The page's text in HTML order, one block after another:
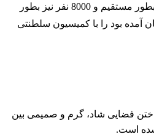
یکسال پیش حدود 17000 نفر بطور مستقیم و 8000 نفر نیز بطور
بود را با کمیسیون سلطنتی
فضایی شاد، گرم و صمیمی بین
شده است.